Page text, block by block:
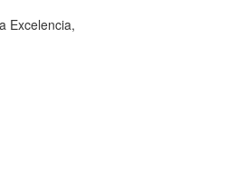
Excelencia,